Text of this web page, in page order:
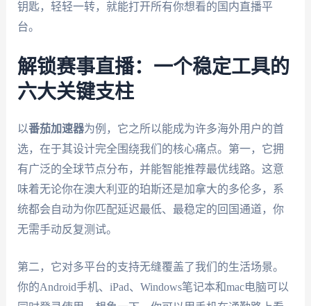
钥匙，轻轻一转，就能打开所有你想看的国内直播平
台。
解锁赛事直播：一个稳定工具的
六大关键支柱
以番茄加速器为例，它之所以能成为许多海外用户的首
选，在于其设计完全围绕我们的核心痛点。第一，它拥
有广泛的全球节点分布，并能智能推荐最优线路。这意
味着无论你在澳大利亚的珀斯还是加拿大的多伦多，系
统都会自动为你匹配延迟最低、最稳定的回国通道，你
无需手动反复测试。
第二，它对多平台的支持无缝覆盖了我们的生活场景。
你的Android手机、iPad、Windows笔记本和mac电脑可以